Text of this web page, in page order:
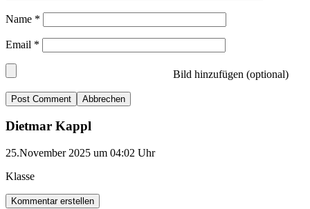
Name *
Email *
Bild hinzufügen (optional)
Abbrechen
Dietmar Kappl
25.November 2025 um 04:02 Uhr
Klasse
Kommentar erstellen